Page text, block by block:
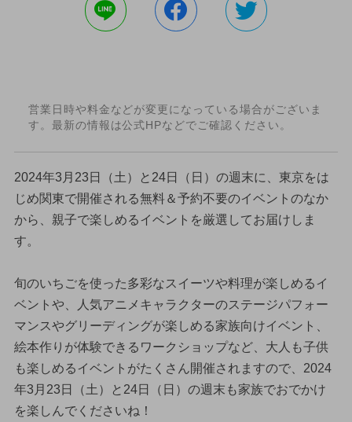
営業日時や料金などが変更になっている場合がございま
す。最新の情報は公式HPなどでご確認ください。
2024年3月23日（土）と24日（日）の週末に、東京をは
じめ関東で開催される無料＆予約不要のイベントのなか
から、親子で楽しめるイベントを厳選してお届けしま
す。
旬のいちごを使った多彩なスイーツや料理が楽しめるイ
ベントや、人気アニメキャラクターのステージパフォー
マンスやグリーディングが楽しめる家族向けイベント、
絵本作りが体験できるワークショップなど、大人も子供
も楽しめるイベントがたくさん開催されますので、2024
年3月23日（土）と24日（日）の週末も家族でおでかけ
を楽しんでくださいね！